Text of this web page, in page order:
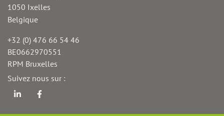
1050 Ixelles
Belgique
Téléphone
+32 (0) 476 66 54 46
TVA
BE0662970551
Fax
RPM Bruxelles
Suivez nous sur :